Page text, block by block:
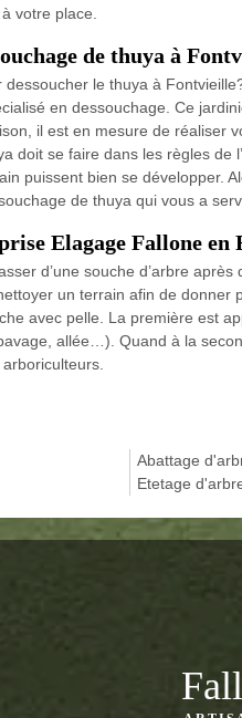
votre place.
de thuya à
dessoucher le thuya à
en dessouchage. Ce
il est en mesure de réaliser
doit se faire dans les règles de
puissent bien se développer.
de thuya qui vous a
Elagage Fallone
d’une souche d’arbre après
un terrain afin de donner
avec pelle. La première est
allée…). Quand à la
Abattage
Etetage